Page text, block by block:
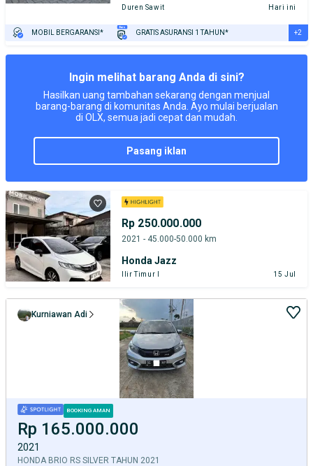
Duren Sawit Hari ini
MOBIL BERGARANSI* GRATIS ASURANSI 1 TAHUN* +2
Ingin melihat barang Anda di sini?
Hasilkan uang tambahan sekarang dengan menjual
barang-barang di komunitas Anda. Ayo mulai berjualan
di OLX, semua jadi cepat dan mudah.
pasang iklan
Rp 250.000.000
2021 - 45.000-50.000 km
Honda Jazz
Ilir Timur I 15 Jul
BOOKING AMAN
Rp 165.000.000
2021
HONDA BRIO RS SILVER TAHUN 2021
Kurniawan Adi